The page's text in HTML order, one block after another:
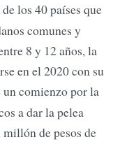
los 40 países que
comunes y
8 y 12 años, la
en el 2020 con su
un comienzo por la
a dar la pelea
de pesos de